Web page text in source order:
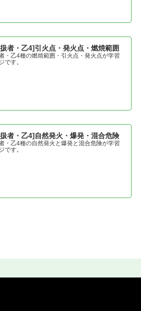
者・乙4]引火点・発火点・燃焼範囲
・乙4種の燃焼範囲・引火点・発火点が学習
です。
者・乙4]自然発火・爆発・混合危険
・乙4種の自然発火と爆発と混合危険が学習
です。